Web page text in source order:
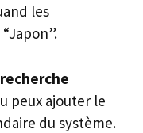
les
recherche
peux ajouter le
du système.